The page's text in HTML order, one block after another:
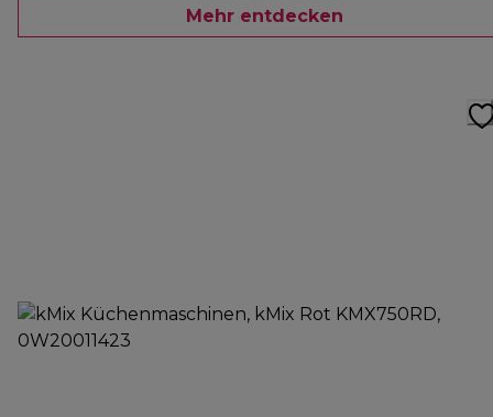
Mehr entdecken